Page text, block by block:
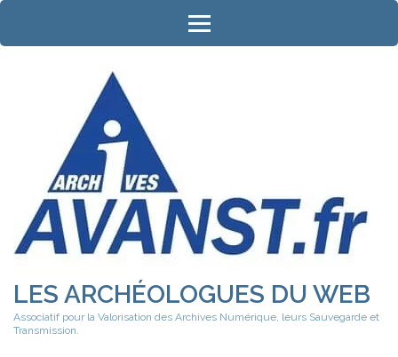
Aller
contenu
LES ARCHÉOLOGUES DU WEB
Associatif pour la Valorisation des Archives Numérique, leurs Sauvegarde et
Transmission.